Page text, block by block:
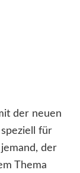
der neuen
für
der
Thema